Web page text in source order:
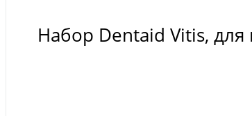
Набор Dentaid Vitis, для